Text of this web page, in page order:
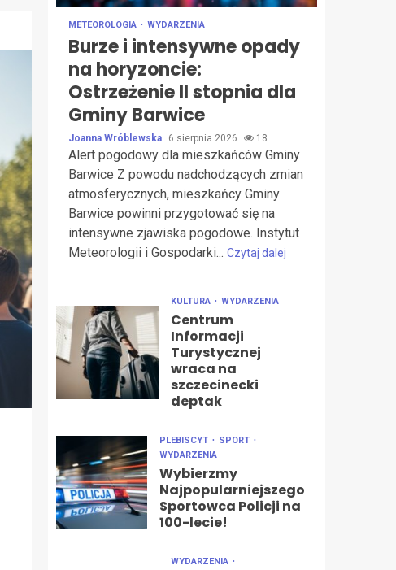
METEOROLOGIA WYDARZENIA
Burze i intensywne opady
na horyzoncie:
Ostrzeżenie II stopnia dla
Gminy Barwice
Joanna Wróblewska 6 sierpnia 2026 18
Alert pogodowy dla mieszkańców Gminy
Barwice Z powodu nadchodzących zmian
atmosferycznych, mieszkańcy Gminy
Barwice powinni przygotować się na
intensywne zjawiska pogodowe. Instytut
Meteorologii i Gospodarki... Czytaj dalej
KULTURA WYDARZENIA
Centrum
Informacji
Turystycznej
wraca na
szczecinecki
deptak
PLEBISCYT
SPORT
WYDARZENIA
Wybierzmy
Najpopularniejszego
Sportowca Policji na
100-lecie!
WYDARZENIA